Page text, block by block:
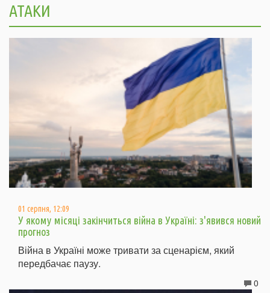
АТАКИ
01 серпня, 12:09
У якому місяці закінчиться війна в Україні: з'явився новий
прогноз
Війна в Україні може тривати за сценарієм, який
передбачає паузу.
0